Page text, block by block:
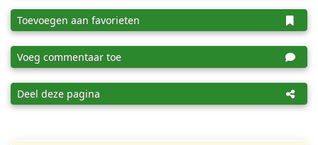
Toevoegen aan favorieten
Voeg commentaar toe
Deel deze pagina